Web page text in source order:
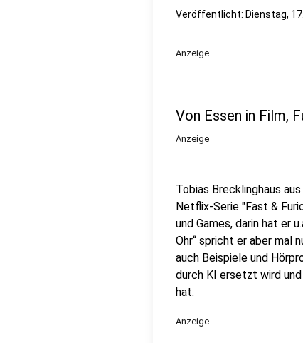
Veröffentlicht: Dienstag,
Anzeige
Von Essen in Film,
Anzeige
Tobias Brecklinghaus
Netflix-Serie "Fast &
und Games, darin hat er
Ohr“ spricht er aber mal
auch Beispiele und
durch KI ersetzt wird
hat.
Anzeige